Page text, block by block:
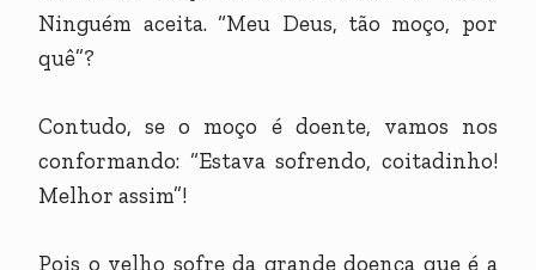
Ninguém aceita. “Meu Deus, tão moço, por
quê”?
Contudo, se o moço é doente, vamos nos
conformando: “Estava sofrendo, coitadinho!
Melhor assim”!
Pois o velho sofre da grande doença que é a